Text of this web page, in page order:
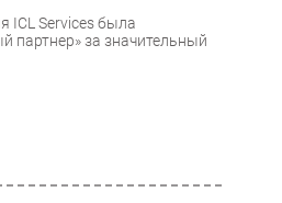
ИТ
ICL Services была
партнер» за значительный